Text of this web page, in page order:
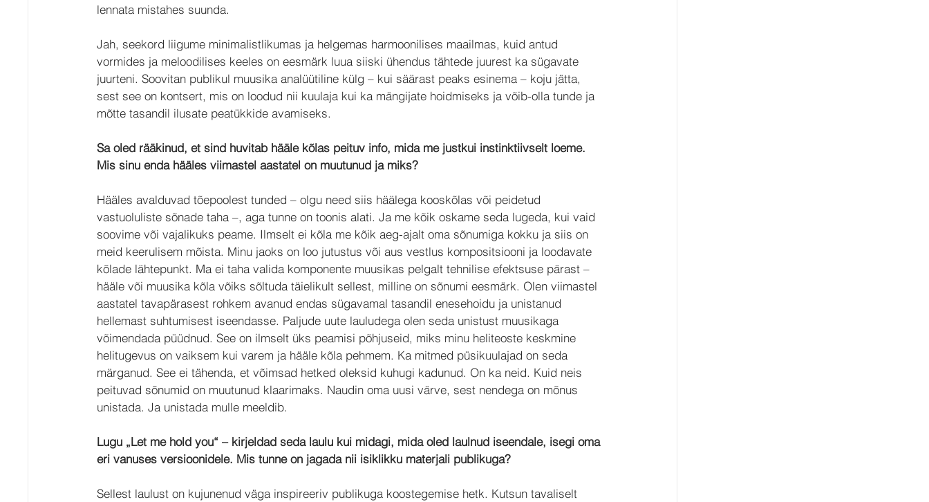
lennata mistahes suunda.
Jah, seekord liigume minimalistlikumas ja helgemas harmoonilises maailmas, kuid antud
vormides ja meloodilises keeles on eesmärk luua siiski ühendus tähtede juurest ka sügavate
juurteni. Soovitan publikul muusika analüütiline külg – kui säärast peaks esinema – koju jätta,
sest see on kontsert, mis on loodud nii kuulaja kui ka mängijate hoidmiseks ja võib-olla tunde ja
mõtte tasandil ilusate peatükkide avamiseks.
Sa oled rääkinud, et sind huvitab hääle kõlas peituv info, mida me justkui instinktiivselt loeme.
Mis sinu enda hääles viimastel aastatel on muutunud ja miks?
Hääles avalduvad tõepoolest tunded – olgu need siis häälega kooskõlas või peidetud
vastuoluliste sõnade taha –, aga tunne on toonis alati. Ja me kõik oskame seda lugeda, kui vaid
soovime või vajalikuks peame. Ilmselt ei kõla me kõik aeg-ajalt oma sõnumiga kokku ja siis on
meid keerulisem mõista. Minu jaoks on loo jutustus või aus vestlus kompositsiooni ja loodavate
kõlade lähtepunkt. Ma ei taha valida komponente muusikas pelgalt tehnilise efektsuse pärast –
hääle või muusika kõla võiks sõltuda täielikult sellest, milline on sõnumi eesmärk. Olen viimastel
aastatel tavapärasest rohkem avanud endas sügavamal tasandil enesehoidu ja unistanud
hellemast suhtumisest iseendasse. Paljude uute lauludega olen seda unistust muusikaga
võimendada püüdnud. See on ilmselt üks peamisi põhjuseid, miks minu heliteoste keskmine
helitugevus on vaiksem kui varem ja hääle kõla pehmem. Ka mitmed püsikuulajad on seda
märganud. See ei tähenda, et võimsad hetked oleksid kuhugi kadunud. On ka neid. Kuid neis
peituvad sõnumid on muutunud klaarimaks. Naudin oma uusi värve, sest nendega on mõnus
unistada. Ja unistada mulle meeldib.
Lugu „Let me hold you“ – kirjeldad seda laulu kui midagi, mida oled laulnud iseendale, isegi oma
eri vanuses versioonidele. Mis tunne on jagada nii isiklikku materjali publikuga?
Sellest laulust on kujunenud väga inspireeriv publikuga koostegemise hetk. Kutsun tavaliselt